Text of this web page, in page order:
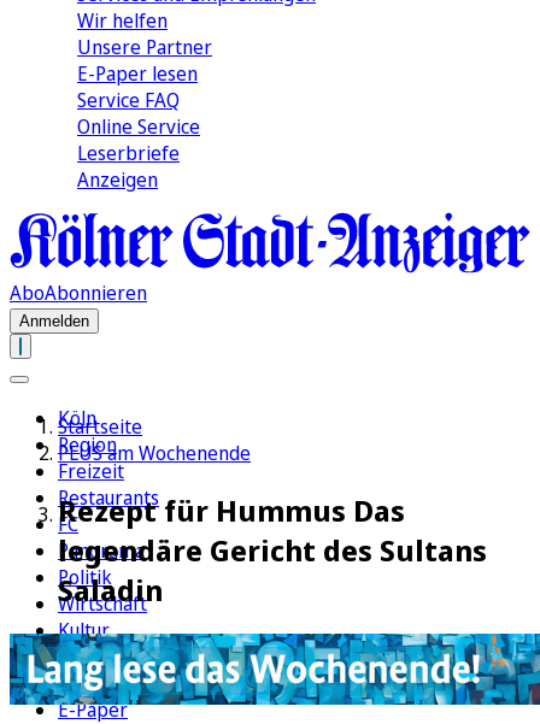
Wir helfen
Unsere Partner
E-Paper lesen
Service FAQ
Online Service
Leserbriefe
Anzeigen
AboAbonnieren
Anmelden
Köln
Region
Freizeit
Restaurants
FC
Panorama
Politik
Wirtschaft
Kultur
Rätsel
Newsletter
E-Paper
Startseite
PLUS am Wochenende
Rezept für Hummus Das
legendäre Gericht des Sultans
Saladin